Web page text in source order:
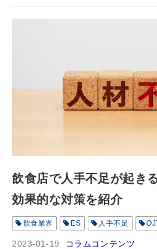
飲食店で人手不足が起き
効果的な対策を紹介
飲食業界 ES 人手不足
2023-01-19 コラムコンテンツ